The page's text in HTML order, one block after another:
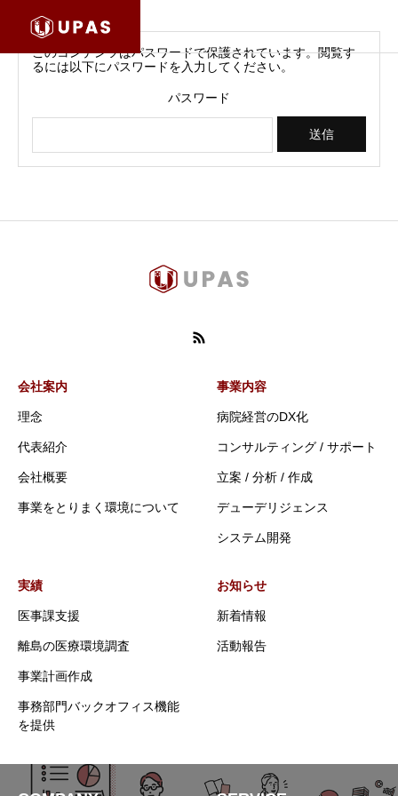
このコンテンツはパスワードで保護されています。閲覧す
るには以下にパスワードを入力してください。
パスワード
会社案内
理念
代表紹介
会社概要
事業をとりまく環境について
事業内容
病院経営のDX化
コンサルティング / サポート
立案 / 分析 / 作成
デューデリジェンス
システム開発
実績
医事課支援
離島の医療環境調査
事業計画作成
事務部門バックオフィス機能
を提供
お知らせ
新着情報
活動報告